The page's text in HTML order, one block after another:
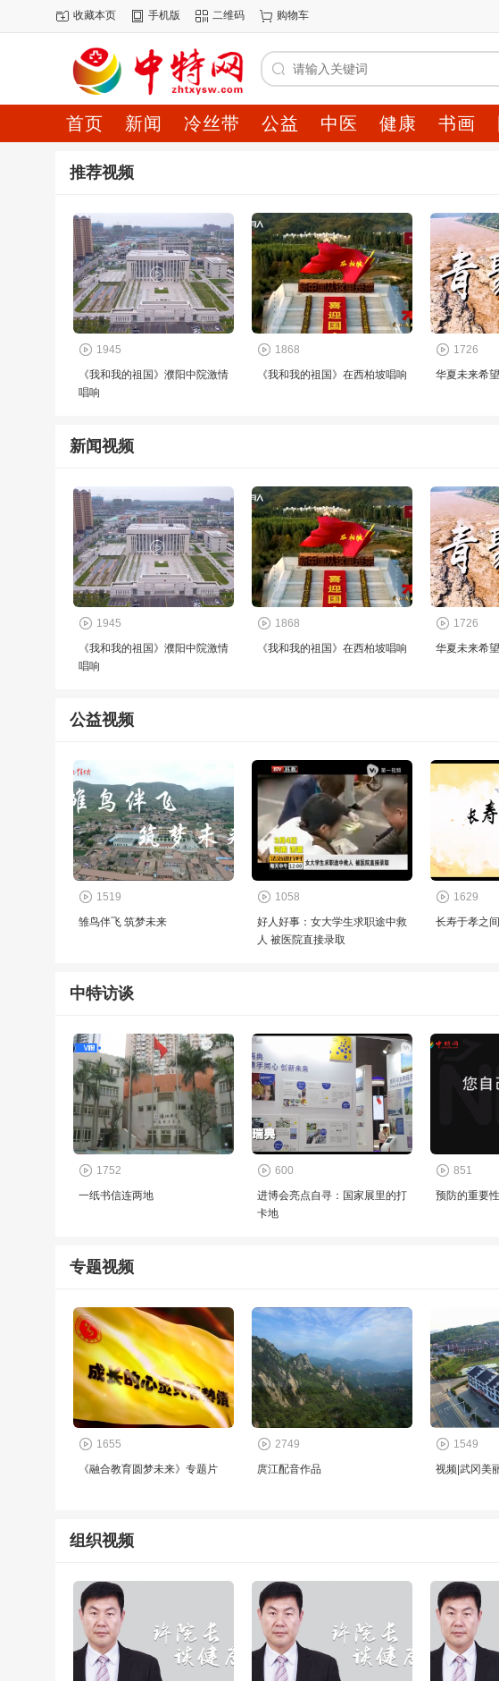
收藏本页 手机版 二维码 购物车
首页 新闻 冷丝带 公益 中医 健康 书画
推荐视频
1945
《我和我的祖国》濮阳中院激情
唱响
1868
《我和我的祖国》在西柏坡唱响
1726
华夏未来希望
新闻视频
1945
《我和我的祖国》濮阳中院激情
唱响
1868
《我和我的祖国》在西柏坡唱响
1726
华夏未来希望
公益视频
1519
雏鸟伴飞 筑梦未来
1058
好人好事：女大学生求职途中救
人 被医院直接录取
1629
长寿于孝之间
中特访谈
1752
一纸书信连两地
600
进博会亮点自寻：国家展里的打
卡地
851
预防的重要性
专题视频
1655
《融合教育圆梦未来》专题片
2749
庹江配音作品
1549
视频|武冈美
组织视频